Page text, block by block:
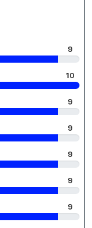
9
10
9
9
9
9
9